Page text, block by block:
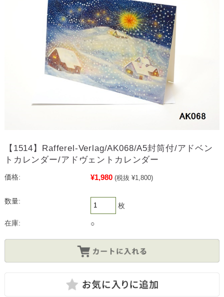
【1514】Rafferel-Verlag/AK068/A5封筒付/アドベン
トカレンダー/アドヴェントカレンダー
価格: ¥1,980 (税抜 ¥1,800)
数量:
枚
在庫: ○